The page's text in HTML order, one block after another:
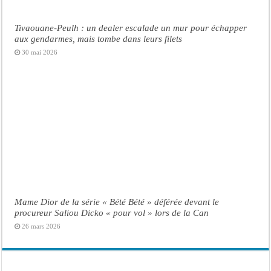
Tivaouane-Peulh : un dealer escalade un mur pour échapper
aux gendarmes, mais tombe dans leurs filets
30 mai 2026
Mame Dior de la série « Bété Bété » déférée devant le
procureur Saliou Dicko « pour vol » lors de la Can
26 mars 2026